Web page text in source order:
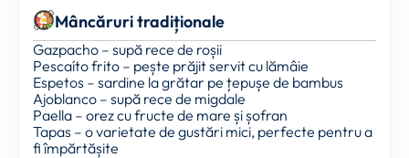
Mâncăruri tradiționale
Gazpacho – supă rece de roșii
Pescaíto frito – pește prăjit servit cu lămâie
Espetos – sardine la grătar pe țepușe de bambus
Ajoblanco – supă rece de migdale
Paella – orez cu fructe de mare și șofran
Tapas – o varietate de gustări mici, perfecte pentru a
fi împărtășite